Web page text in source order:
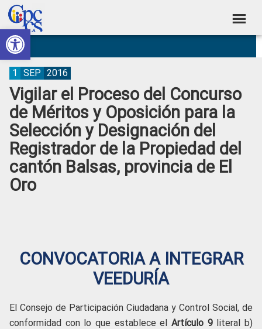
Abrir barra de herramientas
Skip
to
primary
navigation
Skip
to
main
content
Skip
to
primary
sidebar
Skip
to
footer
Consejo
de
Participación
Ciudadana
Control
Social
Construyendo
Poder
Ciudadano
Vigilar el Proceso del Concurso
de Méritos y Oposición para la
Selección y Designación del
Registrador de la Propiedad del
cantón Balsas, provincia de El
Oro
1 SEP 2016
CONVOCATORIA A INTEGRAR
VEEDURÍA
El Consejo de Participación Ciudadana y Control Social, de
conformidad con lo que establece el Artículo 9 literal b)